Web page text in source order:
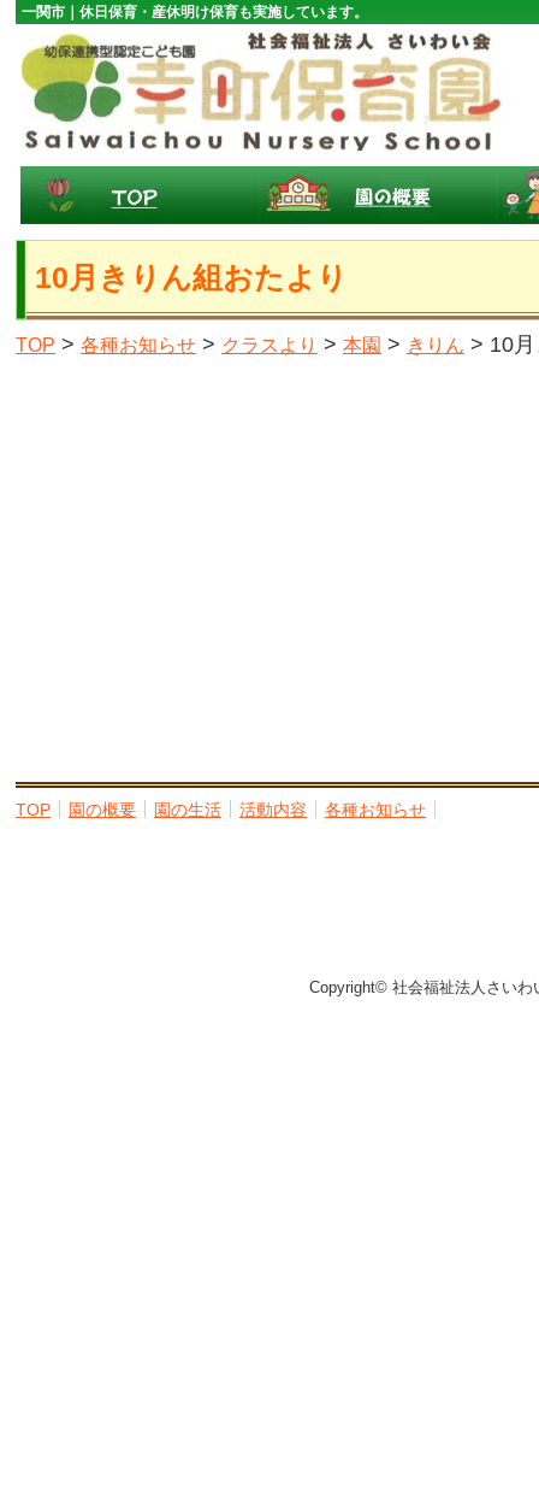
一関市｜休日保育・産休明け保育も実施しています。
10月きりん組おたより
TOP > 各種お知らせ > クラスより > 本園 > きりん > 10
TOP 園の概要 園の生活 活動内容 各種お知らせ
Copyright© 社会福祉法人さい